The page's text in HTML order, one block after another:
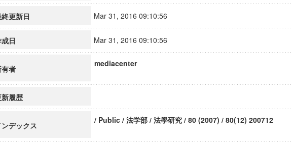
更新日 Mar 31, 2016 09:10:56
日 Mar 31, 2016 09:10:56
有者
mediacenter
履歴
ンデックス
/ Public / 法学部 / 法學研究 / 80 (2007) / 80(12) 200712